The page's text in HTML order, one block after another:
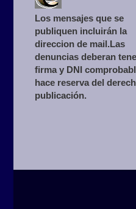
Los mensajes que se
publiquen incluirán la
direccion de mail.Las
denuncias deberan
firma y DNI
hace reserva del
publicación.